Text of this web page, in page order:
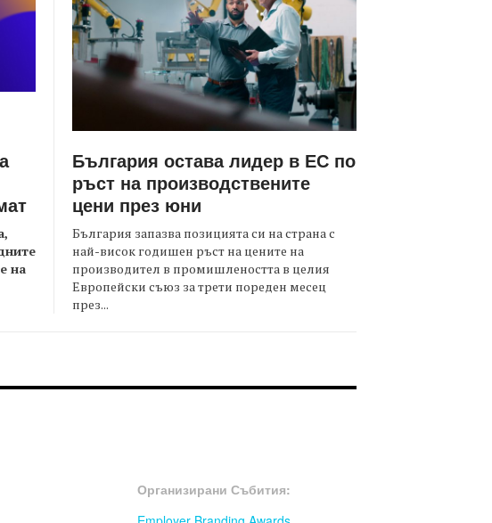
на
България остава лидер в ЕС по
ръст на производствените
цени през юни
България запазва позицията си на страна с
най-висок годишен ръст на цените на
производител в промишлеността в целия
Европейски съюз за трети пореден месец
през...
Организирани Събития: